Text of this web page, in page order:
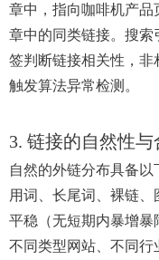
章中，指向咖啡机产
章中的同类链接。搜
签判断链接相关性，
触发算法异常检测。
3. 链接的自然性与
自然的外链分布具备
用词、长尾词、裸链
平稳（无短期内暴增暴
不同类型网站、不同